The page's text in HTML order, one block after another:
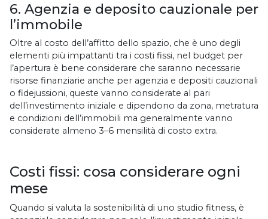
6. Agenzia e deposito cauzionale per
l’immobile
Oltre al costo dell’affitto dello spazio, che è uno degli
elementi più impattanti tra i costi fissi, nel budget per
l’apertura è bene considerare che saranno necessarie
risorse finanziarie anche per agenzia e depositi cauzionali
o fidejussioni, queste vanno considerate al pari
dell’investimento iniziale e dipendono da zona, metratura
e condizioni dell’immobili ma generalmente vanno
considerate almeno 3–6 mensilità di costo extra.
Costi fissi: cosa considerare ogni
mese
Quando si valuta la sostenibilità di uno studio fitness, è